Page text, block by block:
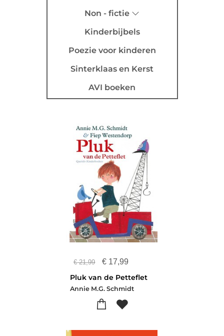
Non - fictie
Kinderbijbels
Poezie voor kinderen
Sinterklaas en Kerst
AVI boeken
€21,99 € 17,99
Pluk van de Petteflet
Annie M.G. Schmidt